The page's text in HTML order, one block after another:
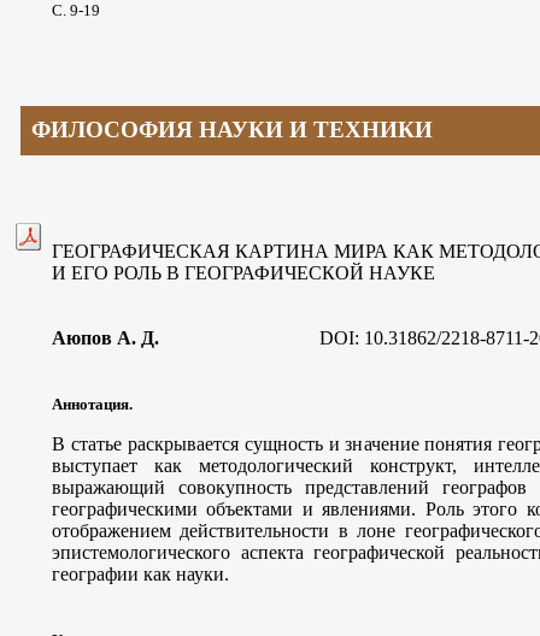
С. 9-19
ФИЛОСОФИЯ НАУКИ И ТЕХНИКИ
ГЕОГРАФИЧЕСКАЯ КАРТИНА МИРА КАК
И ЕГО РОЛЬ В ГЕОГРАФИЧЕСКОЙ НАУКЕ
Аюпов А. Д. DOI: 10.31862/2218-8711-
Аннотация.
В статье раскрывается сущность и значение понятия
выступает как методологический конструкт,
выражающий совокупность представлений
географическими объектами и явлениями. Роль этого
отображением действительности в лоне
эпистемологического аспекта географической
географии как науки.